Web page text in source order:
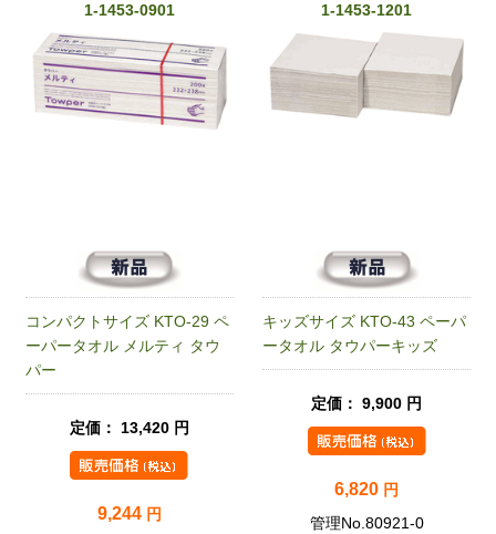
1-1453-0901
コンパクトサイズ KTO-29 ペ
ーパータオル メルティ タウ
パー
定価： 13,420 円
9,244 円
1-1453-1201
キッズサイズ KTO-43 ペーパ
ータオル タウパーキッズ
定価： 9,900 円
6,820 円
管理No.80921-0